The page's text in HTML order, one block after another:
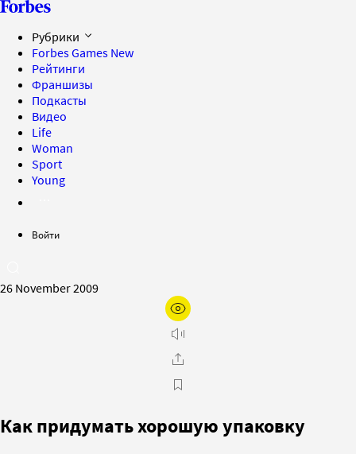
Рубрики
Forbes Games New
Рейтинги
Франшизы
Подкасты
Видео
Life
Woman
Sport
Young
Войти
26 November 2009
Как придумать хорошую упаковку